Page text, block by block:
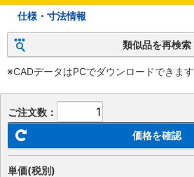
仕様・寸法情報
類似品を再検索
※CADデータはPCでダウンロードできます
ご注文数：
価格を確認
単価(税別)